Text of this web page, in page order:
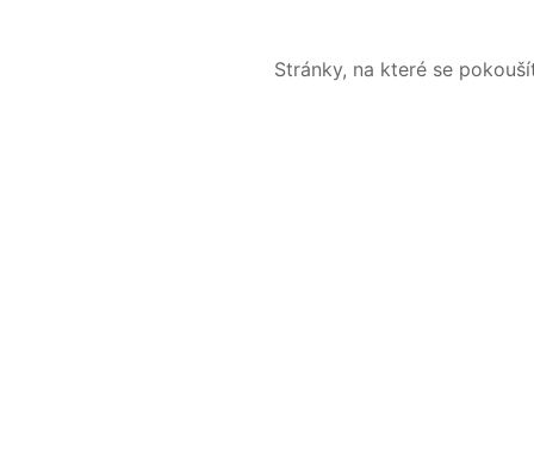
Stránky, na které se